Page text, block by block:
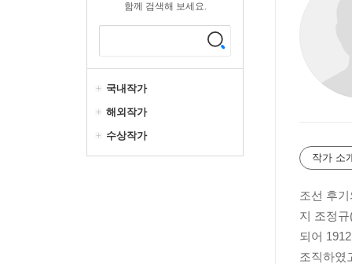
함께 검색해 보세요.
국내작가
해외작가
수상작가
작가 소
조선 후
지 조정
되어
조직하였